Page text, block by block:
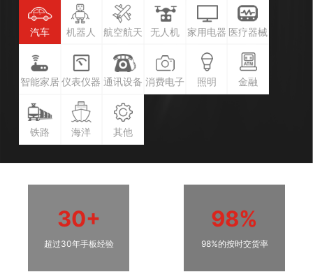
汽车 机器人 航空航天 无人机 家用电器 医疗器械
智能家居 仪表仪器 通讯设备 消费电子 照明 金融
铁路 海洋 其他
30+
超过30年手板经验
98%
98%的按时交货率